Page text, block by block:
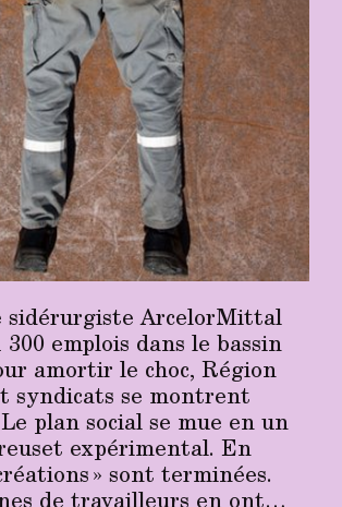
sidérurgiste ArcelorMittal
emplois dans le bassin
amortir le choc, Région
syndicats se montrent
Le plan social se mue en un
expérimental. En
» sont terminées.
de travailleurs en ont…